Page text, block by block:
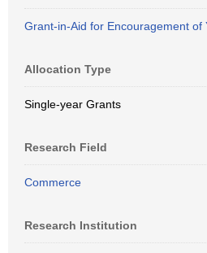
Grant-in-Aid for Encouragement of
Allocation Type
Single-year Grants
Research Field
Commerce
Research Institution